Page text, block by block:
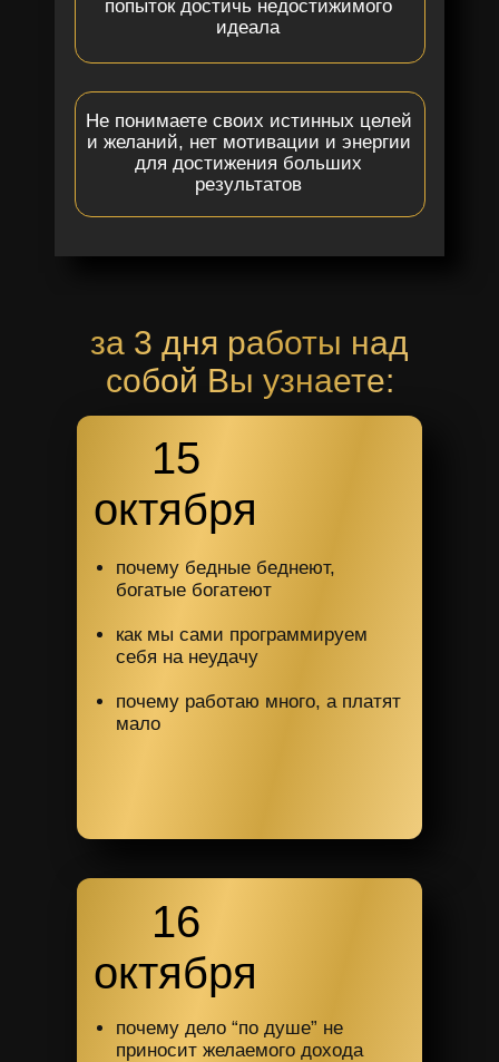
попыток достичь недостижимого
идеала
Не понимаете своих истинных целей
и желаний, нет мотивации и энергии
для достижения больших
результатов
за 3 дня работы над
собой Вы узнаете:
почему бедные беднеют,
богатые богатеют
как мы сами программируем
себя на неудачу
почему работаю много, а платят
мало
15
октября
почему дело “по душе” не
приносит желаемого дохода
16
октября